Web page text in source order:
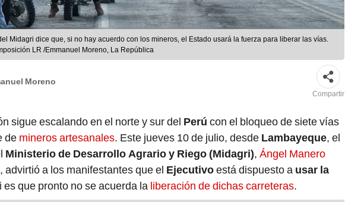
Midagri dice que, si no hay acuerdo con los mineros, el Estado usará la fuerza para liberar las vías.
LR /Emmanuel Moreno, La República
Moreno
Compartir
sigue escalando en el norte y sur del Perú con el bloqueo de siete vías
de mineros artesanales. Este jueves 10 de julio, desde Lambayeque, el
Ministerio de Desarrollo Agrario y Riego (Midagri), Ángel Manero
, advirtió a los manifestantes que el Ejecutivoestá dispuesto a usar la
es que pronto no se acuerda la liberación de dichas carreteras.